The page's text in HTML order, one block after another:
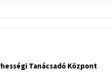
Tanácsadó Központ